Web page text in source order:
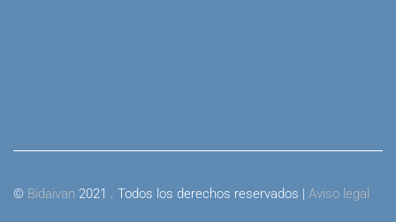
© Bidaivan 2021 . Todos los derechos reservados | Aviso legal